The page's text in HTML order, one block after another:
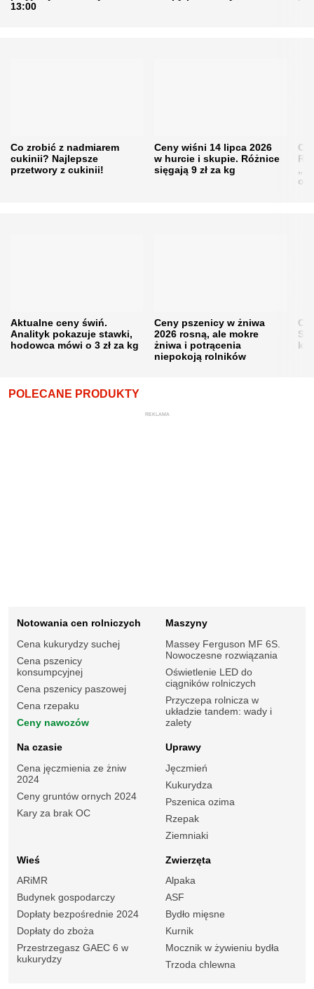
13:00
Co zrobić z nadmiarem
cukinii? Najlepsze
przetwory z cukinii!
Ceny wiśni 14 lipca 2026
w hurcie i skupie. Różnice
sięgają 9 zł za kg
Aktualne ceny świń.
Analityk pokazuje stawki,
hodowca mówi o 3 zł za kg
Ceny pszenicy w żniwa
2026 rosną, ale mokre
żniwa i potrącenia
niepokoją rolników
POLECANE PRODUKTY
REKLAMA
Notowania cen rolniczych
Cena kukurydzy suchej
Cena pszenicy
konsumpcyjnej
Cena pszenicy paszowej
Cena rzepaku
Ceny nawozów
Maszyny
Massey Ferguson MF 6S.
Nowoczesne rozwiązania
Oświetlenie LED do
ciągników rolniczych
Przyczepa rolnicza w
układzie tandem: wady i
zalety
Na czasie
Cena jęczmienia ze żniw
2024
Ceny gruntów ornych 2024
Kary za brak OC
Uprawy
Jęczmień
Kukurydza
Pszenica ozima
Rzepak
Ziemniaki
Wieś
ARiMR
Budynek gospodarczy
Dopłaty bezpośrednie 2024
Dopłaty do zboża
Przestrzegasz GAEC 6 w
kukurydzy
Zwierzęta
Alpaka
ASF
Bydło mięsne
Kurnik
Mocznik w żywieniu bydła
Trzoda chlewna